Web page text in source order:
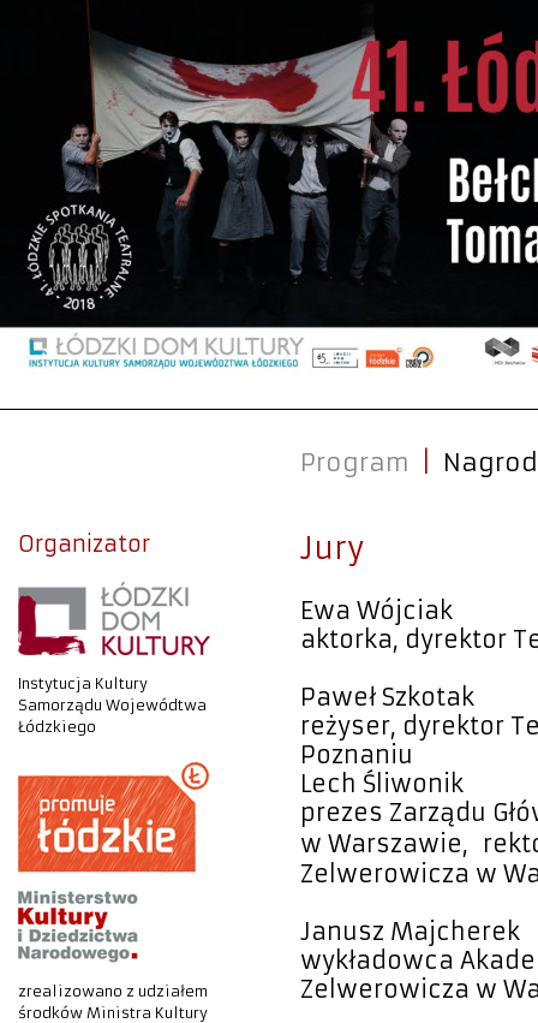
Organizator
Instytucja Kultury
Samorządu Wojewódtwa
Łódzkiego
zrealizowano z udziałem
środków Ministra Kultury
Program
Jury
Ewa Wójciak
aktorka, dyrektor
Paweł Szkotak
reżyser, dyrektor
Poznaniu
Lech Śliwonik
prezes Zarządu
w Warszawie,
Zelwerowicza w
Janusz Majcherek
wykładowca
Zelwerowicza w